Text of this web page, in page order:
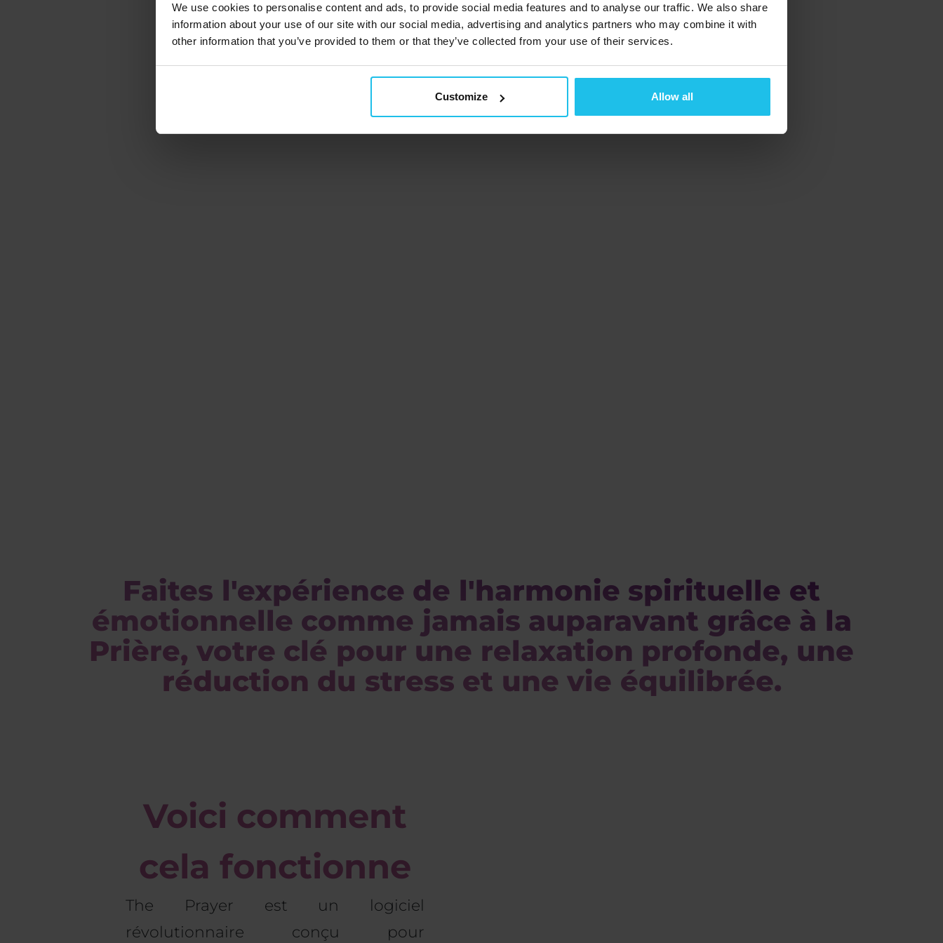
We use cookies to personalise content and ads, to provide social media features and to analyse our traffic. We also share
information about your use of our site with our social media, advertising and analytics partners who may combine it with
other information that you’ve provided to them or that they’ve collected from your use of their services.
Customize Allow all
Faites l'expérience de l'harmonie spirituelle et
émotionnelle comme jamais auparavant grâce à la
Prière, votre clé pour une relaxation profonde, une
réduction du stress et une vie équilibrée.
Voici comment
cela fonctionne
The Prayer est un logiciel
révolutionnaire conçu pour